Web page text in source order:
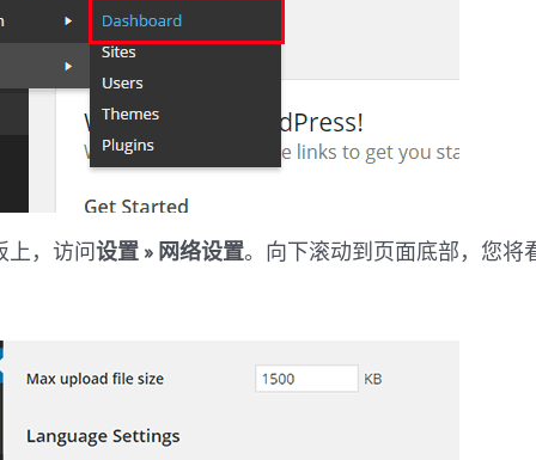
上，访问设置 » 网络设置。向下滚动到页面底部，您将